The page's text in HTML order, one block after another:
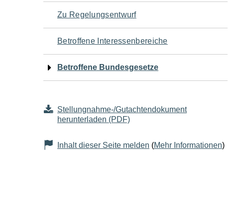
für
den
Seiteninhalt
Zu Regelungsentwurf
Betroffene Interessenbereiche
Betroffene Bundesgesetze
Stellungnahme-/Gutachtendokument
herunterladen (PDF)
Inhalt dieser Seite melden (Mehr Informationen)